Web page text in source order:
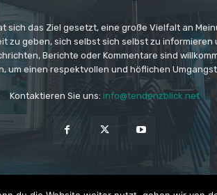
sich das Ziel gesetzt, eine große Vielfalt an
zu geben, sich selbst sich selbst zu informieren
Berichte oder Kommentare sind
um einen respektvollen und höflichen
Kontaktieren Sie uns: info@tendenzblick.net